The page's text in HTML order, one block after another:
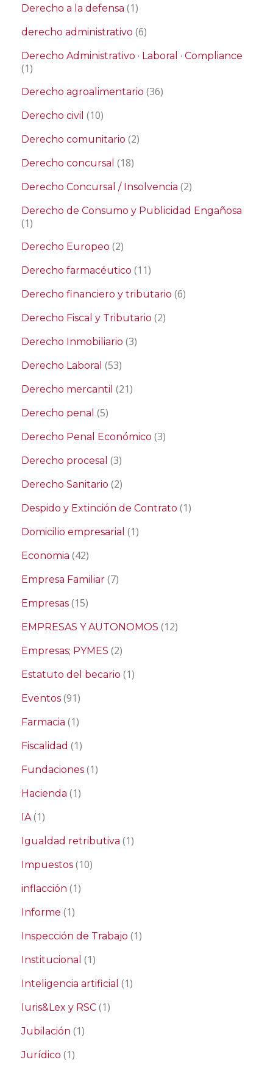
Derecho a la defensa (1)
derecho administrativo (6)
Derecho Administrativo · Laboral · Compliance
(1)
Derecho agroalimentario (36)
Derecho civil (10)
Derecho comunitario (2)
Derecho concursal (18)
Derecho Concursal / Insolvencia (2)
Derecho de Consumo y Publicidad Engañosa
(1)
Derecho Europeo (2)
Derecho farmacéutico (11)
Derecho financiero y tributario (6)
Derecho Fiscal y Tributario (2)
Derecho Inmobiliario (3)
Derecho Laboral (53)
Derecho mercantil (21)
Derecho penal (5)
Derecho Penal Económico (3)
Derecho procesal (3)
Derecho Sanitario (2)
Despido y Extinción de Contrato (1)
Domicilio empresarial (1)
Economia (42)
Empresa Familiar (7)
Empresas (15)
EMPRESAS Y AUTONOMOS (12)
Empresas; PYMES (2)
Estatuto del becario (1)
Eventos (91)
Farmacia (1)
Fiscalidad (1)
Fundaciones (1)
Hacienda (1)
IA(1)
Igualdad retributiva (1)
Impuestos (10)
inflacción (1)
Informe (1)
Inspección de Trabajo (1)
Institucional (1)
Inteligencia artificial (1)
Iuris&Lex y RSC (1)
Jubilación (1)
Jurídico (1)